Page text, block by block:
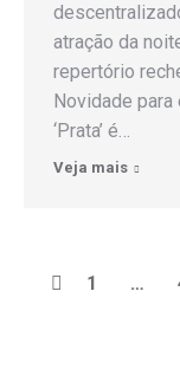
atração da
repertório
Novidade
‘Prata’ é…
Veja mais
1 …